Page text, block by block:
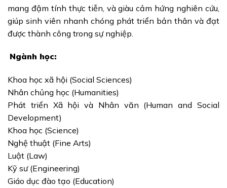
mang đậm tính thực tiễn, và giàu cảm hứng nghiên cứu,
giúp sinh viên nhanh chóng phát triển bản thân và đạt
được thành công trong sự nghiệp.
Ngành học:
Khoa học xã hội (Social Sciences)
Nhân chủng học (Humanities)
Phát triển Xã hội và Nhân văn (Human and Social
Development)
Khoa học (Science)
Nghệ thuật (Fine Arts)
Luật (Law)
Kỹ sư (Engineering)
Giáo dục đào tạo (Education)